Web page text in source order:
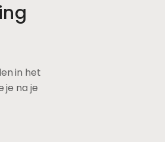
in het
je na je